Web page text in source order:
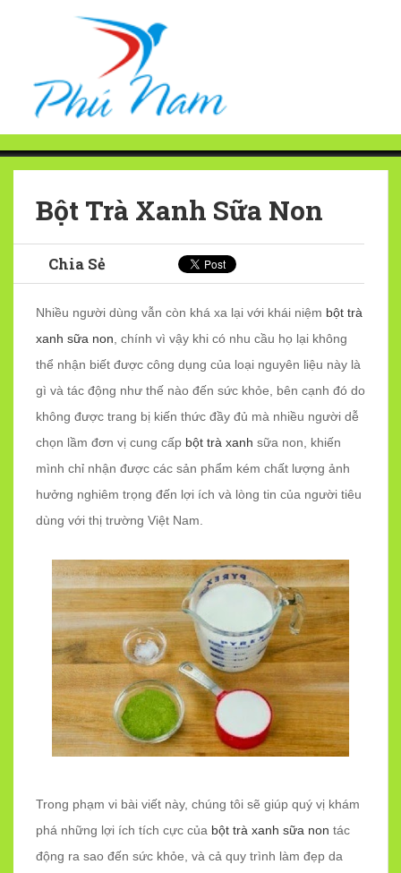
Bột Trà Xanh Sữa Non
Chia Sẻ
Nhiều người dùng vẫn còn khá xa lại với khái niệm bột trà
xanh sữa non , chính vì vậy khi có nhu cầu họ lại không
thể nhận biết được công dụng của loại nguyên liệu này là
gì và tác động như thế nào đến sức khỏe, bên cạnh đó do
không được trang bị kiến thức đầy đủ mà nhiều người dễ
chọn lầm đơn vị cung cấp bột trà xanh sữa non, khiến
mình chỉ nhận được các sản phẩm kém chất lượng ảnh
hưởng nghiêm trọng đến lợi ích và lòng tin của người tiêu
dùng với thị trường Việt Nam.
Trong phạm vi bài viết này, chúng tôi sẽ giúp quý vị khám
phá những lợi ích tích cực của bột trà xanh sữa non tác
động ra sao đến sức khỏe, và cả quy trình làm đẹp da